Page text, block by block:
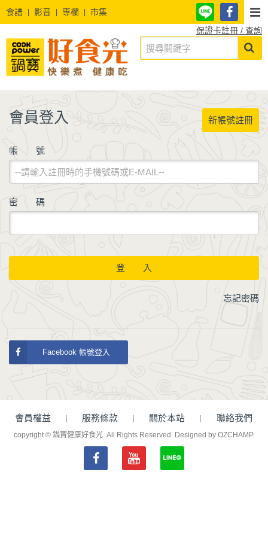
食譜 影音 專欄
市集
保證卡註冊 / 查詢
會員登入 新帳號註冊
帳 號
密 碼
登 入
忘記密碼
Facebook 帳號登入
會員權益 服務條款 關於本站 聯絡我們
copyright © 鍋寶健康好食光. All Rights Reserved. Designed by OZCHAMP.